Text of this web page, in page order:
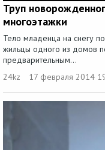
Труп
многоэтажки
Тело младенца на снегу
жильцы одного из домов
предварительным...
24kz
17 февраля 2014